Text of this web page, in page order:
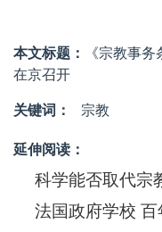
本文标题：
《宗教事
在京召开
关键词： 宗教
延伸阅读：
科学能否取代宗
法国政府学校 百